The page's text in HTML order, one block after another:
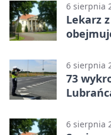
6 sierpnia
Lekarz
6 sierpnia
73
6 sierpnia